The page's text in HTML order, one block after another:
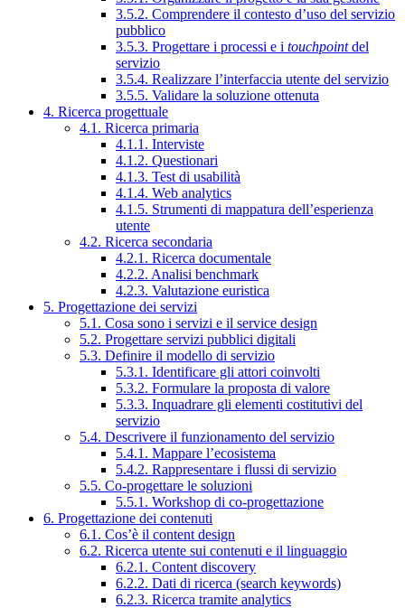
3.5.2. Comprendere il contesto d’uso del servizio
pubblico
3.5.3. Progettare i processi e i touchpointdel
servizio
3.5.4. Realizzare l’interfaccia utente del servizio
3.5.5. Validare la soluzione ottenuta
4. Ricerca progettuale
4.1. Ricerca primaria
4.1.1. Interviste
4.1.2. Questionari
4.1.3. Test di usabilità
4.1.4. Web analytics
4.1.5. Strumenti di mappatura dell’esperienza
utente
4.2. Ricerca secondaria
4.2.1. Ricerca documentale
4.2.2. Analisi benchmark
4.2.3. Valutazione euristica
5. Progettazione dei servizi
5.1. Cosa sono i servizi e il service design
5.2. Progettare servizi pubblici digitali
5.3. Definire il modello di servizio
5.3.1. Identificare gli attori coinvolti
5.3.2. Formulare la proposta di valore
5.3.3. Inquadrare gli elementi costitutivi del
servizio
5.4. Descrivere il funzionamento del servizio
5.4.1. Mappare l’ecosistema
5.4.2. Rappresentare i flussi di servizio
5.5. Co-progettare le soluzioni
5.5.1. Workshop di co-progettazione
6. Progettazione dei contenuti
6.1. Cos’è il content design
6.2. Ricerca utente sui contenuti e il linguaggio
6.2.1. Content discovery
6.2.2. Dati di ricerca (search keywords)
6.2.3. Ricerca tramite analytics